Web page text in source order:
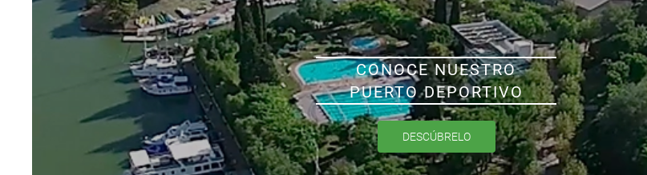
CONOCE NUESTRO
PUERTO DEPORTIVO
DESCÚBRELO